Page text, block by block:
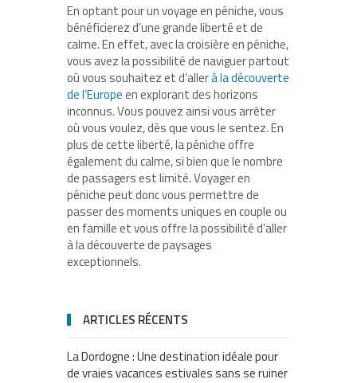
En optant pour un voyage en péniche, vous
bénéficierez d’une grande liberté et de
calme. En effet, avec la croisière en péniche,
vous avez la possibilité de naviguer partout
où vous souhaitez et d’allerà la découverte
de l’Europeen explorant des horizons
inconnus. Vous pouvez ainsi vous arrêter
où vous voulez, dès que vous le sentez. En
plus de cette liberté, la péniche offre
également du calme, si bien que le nombre
de passagers est limité. Voyager en
péniche peut donc vous permettre de
passer des moments uniques en couple ou
en famille et vous offre la possibilité d’aller
à la découverte de paysages
exceptionnels.
ARTICLES RÉCENTS
La Dordogne : Une destination idéale pour
de vraies vacances estivales sans se ruiner